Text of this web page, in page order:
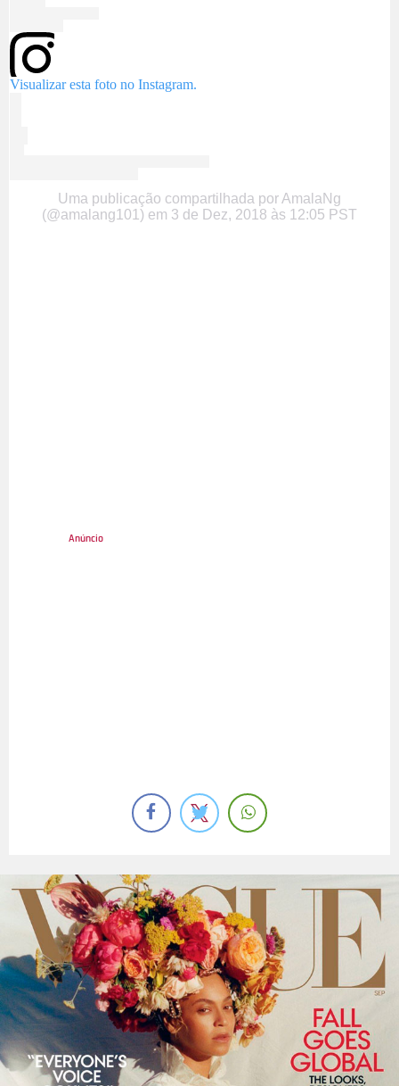
Visualizar esta foto no Instagram.
Uma publicação compartilhada por AmalaNg
(@amalang101) em 3 de Dez, 2018 às 12:05 PST